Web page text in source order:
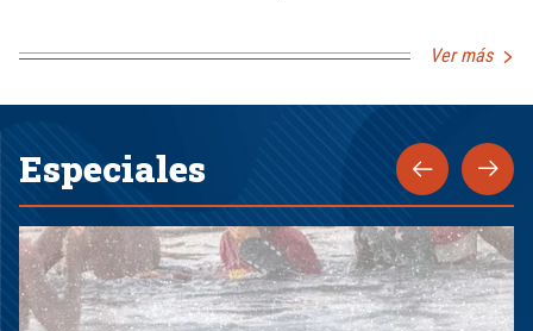
Ver más
Especiales